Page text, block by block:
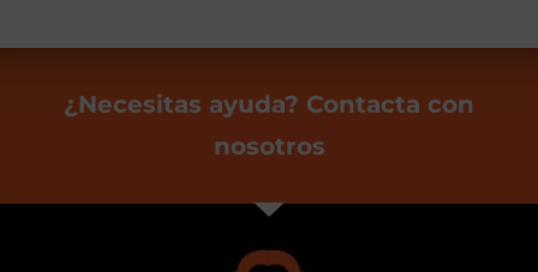
¿Necesitas ayuda? Contacta con
nosotros